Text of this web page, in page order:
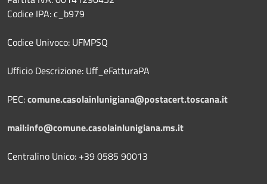
Codice IPA: c_b979
Codice Univoco: UFMPSQ
Ufficio Descrizione: Uff_eFatturaPA
PEC:comune.casolainlunigiana@postacert.toscana.it
mail:info@comune.casolainlunigiana.ms.it
Centralino Unico: +39 0585 90013